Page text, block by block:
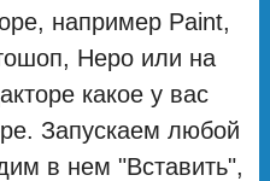
например Paint,
Неро или на
какое у вас
Запускаем любой
в нем "Вставить",